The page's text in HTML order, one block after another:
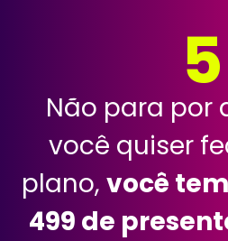
5
Não para por
você quiser
plano, você
499 de